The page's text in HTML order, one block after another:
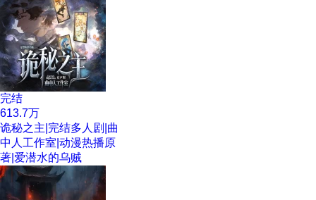
完结
613.7万
诡秘之主|完结多人剧|曲
中人工作室|动漫热播原
著|爱潜水的乌贼